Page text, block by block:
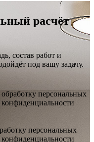
расчёт
состав работ и
под вашу задачу.
персональных
персональных